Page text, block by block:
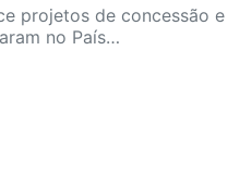
projetos de concessão e
no País…